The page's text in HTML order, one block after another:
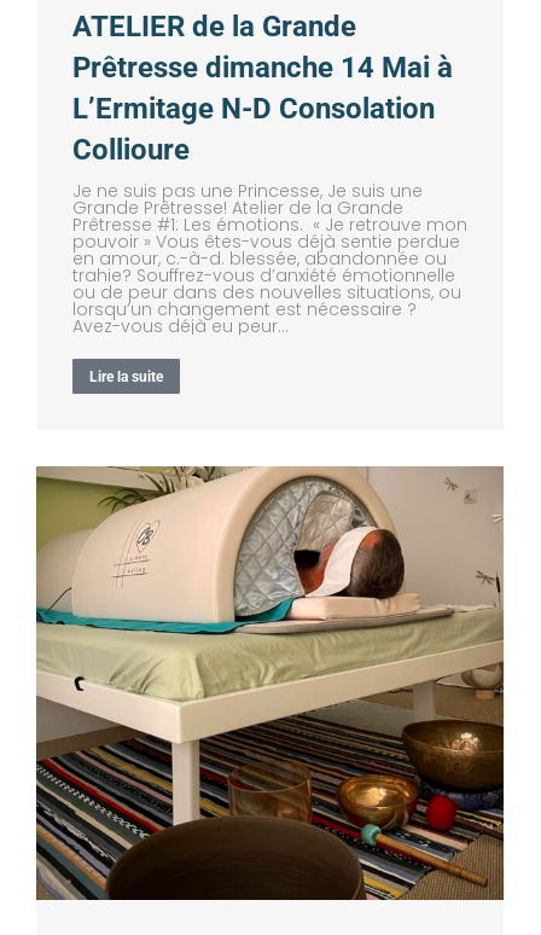
ATELIER de la Grande
Prêtresse dimanche 14 Mai à
L’Ermitage N-D Consolation
Collioure
Je ne suis pas une Princesse, Je suis une
Grande Prêtresse! Atelier de la Grande
Prêtresse #1: Les émotions. « Je retrouve mon
pouvoir » Vous êtes-vous déjà sentie perdue
en amour, c.-à-d. blessée, abandonnée ou
trahie? Souffrez-vous d’anxiété émotionnelle
ou de peur dans des nouvelles situations, ou
lorsqu’un changement est nécessaire ?
Avez-vous déjà eu peur…
Lire la suite